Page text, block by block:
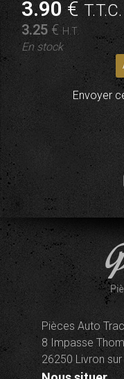
3.90€T.T.C.
3.25 € H.T.
En stock
Envoyer
Pièces Auto
8 Impasse
26250 Livron